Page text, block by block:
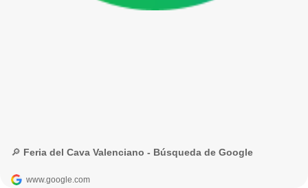
🔎 Feria del Cava Valenciano - Búsqueda de Google
www.google.com